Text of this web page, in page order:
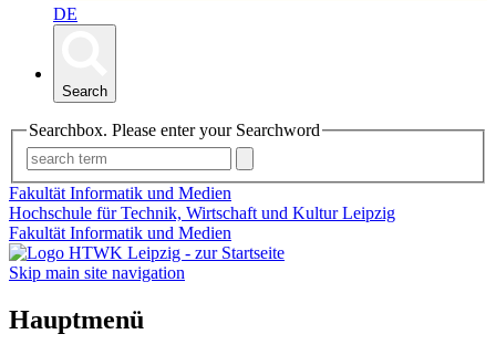
DE
Search
Searchbox. Please enter your Searchword
Fakultät Informatik und Medien
Hochschule für Technik, Wirtschaft und Kultur Leipzig
Fakultät Informatik und Medien
Skip main site navigation
Hauptmenü